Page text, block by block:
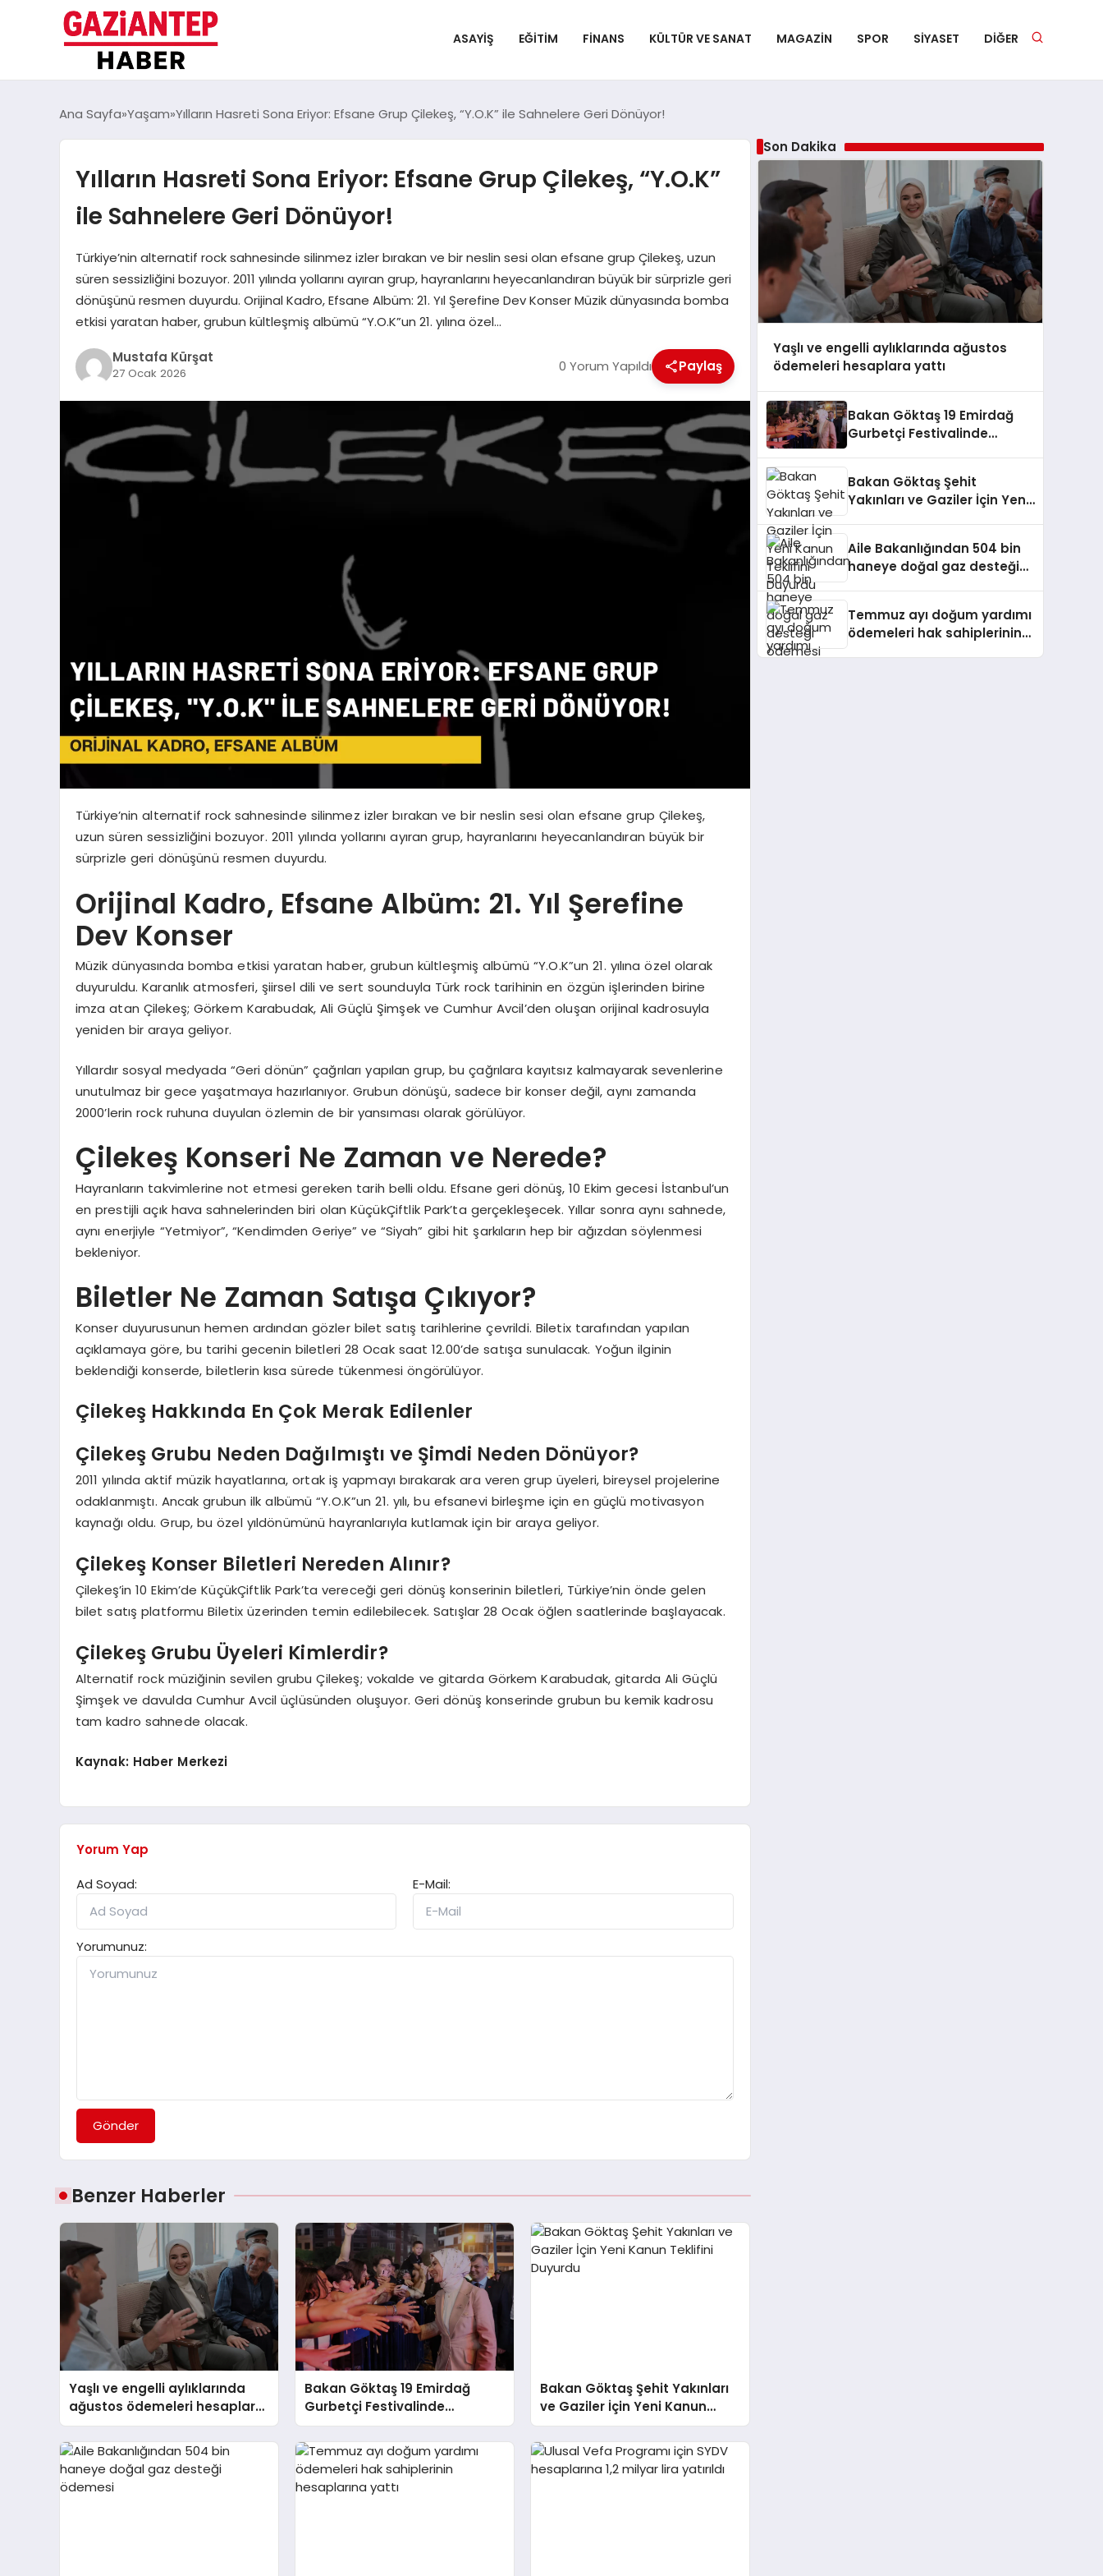
ASAYIŞ EĞITIM FINANS KÜLTÜR VE SANAT MAGAZIN SPOR SIYASET DIĞER
Ana Sayfa Yaşam Yılların Hasreti Sona Eriyor: Efsane Grup Çilekeş, “Y.O.K” ile Sahnelere Geri Dönüyor!
Yılların Hasreti Sona Eriyor: Efsane Grup Çilekeş, “Y.O.K”
ile Sahnelere Geri Dönüyor!
Türkiye’nin alternatif rock sahnesinde silinmez izler bırakan ve bir neslin sesi olan efsane grup Çilekeş, uzun
süren sessizliğini bozuyor. 2011 yılında yollarını ayıran grup, hayranlarını heyecanlandıran büyük bir sürprizle geri
dönüşünü resmen duyurdu. Orijinal Kadro, Efsane Albüm: 21. Yıl Şerefine Dev Konser Müzik dünyasında bomba
etkisi yaratan haber, grubun kültleşmiş albümü “Y.O.K”un 21. yılına özel…
Mustafa Kürşat
27 Ocak 2026 0 Yorum Yapıldı Paylaş
Türkiye’nin alternatif rock sahnesinde silinmez izler bırakan ve bir neslin sesi olan efsane grup Çilekeş,
uzun süren sessizliğini bozuyor. 2011 yılında yollarını ayıran grup, hayranlarını heyecanlandıran büyük bir
sürprizle geri dönüşünü resmen duyurdu.
Orijinal Kadro, Efsane Albüm: 21. Yıl Şerefine
Dev Konser
Müzik dünyasında bomba etkisi yaratan haber, grubun kültleşmiş albümü “Y.O.K”un 21. yılına özel olarak
duyuruldu. Karanlık atmosferi, şiirsel dili ve sert sounduyla Türk rock tarihinin en özgün işlerinden birine
imza atan Çilekeş; Görkem Karabudak, Ali Güçlü Şimşek ve Cumhur Avcil’den oluşan orijinal kadrosuyla
yeniden bir araya geliyor.
Yıllardır sosyal medyada “Geri dönün” çağrıları yapılan grup, bu çağrılara kayıtsız kalmayarak sevenlerine
unutulmaz bir gece yaşatmaya hazırlanıyor. Grubun dönüşü, sadece bir konser değil, aynı zamanda
2000’lerin rock ruhuna duyulan özlemin de bir yansıması olarak görülüyor.
Çilekeş Konseri Ne Zaman ve Nerede?
Hayranların takvimlerine not etmesi gereken tarih belli oldu. Efsane geri dönüş, 10 Ekim gecesi İstanbul’un
en prestijli açık hava sahnelerinden biri olan KüçükÇiftlik Park’ta gerçekleşecek. Yıllar sonra aynı sahnede,
aynı enerjiyle “Yetmiyor”, “Kendimden Geriye” ve “Siyah” gibi hit şarkıların hep bir ağızdan söylenmesi
bekleniyor.
Biletler Ne Zaman Satışa Çıkıyor?
Konser duyurusunun hemen ardından gözler bilet satış tarihlerine çevrildi. Biletix tarafından yapılan
açıklamaya göre, bu tarihi gecenin biletleri 28 Ocak saat 12.00’de satışa sunulacak. Yoğun ilginin
beklendiği konserde, biletlerin kısa sürede tükenmesi öngörülüyor.
Çilekeş Hakkında En Çok Merak Edilenler
Çilekeş Grubu Neden Dağılmıştı ve Şimdi Neden Dönüyor?
2011 yılında aktif müzik hayatlarına, ortak iş yapmayı bırakarak ara veren grup üyeleri, bireysel projelerine
odaklanmıştı. Ancak grubun ilk albümü “Y.O.K”un 21. yılı, bu efsanevi birleşme için en güçlü motivasyon
kaynağı oldu. Grup, bu özel yıldönümünü hayranlarıyla kutlamak için bir araya geliyor.
Çilekeş Konser Biletleri Nereden Alınır?
Çilekeş’in 10 Ekim’de KüçükÇiftlik Park’ta vereceği geri dönüş konserinin biletleri, Türkiye’nin önde gelen
bilet satış platformu Biletix üzerinden temin edilebilecek. Satışlar 28 Ocak öğlen saatlerinde başlayacak.
Çilekeş Grubu Üyeleri Kimlerdir?
Alternatif rock müziğinin sevilen grubu Çilekeş; vokalde ve gitarda Görkem Karabudak, gitarda Ali Güçlü
Şimşek ve davulda Cumhur Avcil üçlüsünden oluşuyor. Geri dönüş konserinde grubun bu kemik kadrosu
tam kadro sahnede olacak.
Kaynak: Haber Merkezi
Yorum Yap
Ad Soyad:
E-Mail:
Yorumunuz:
Gönder
Benzer Haberler
Yaşlı ve engelli aylıklarında
ağustos ödemeleri hesaplara
yattı
Bakan Göktaş 19 Emirdağ
Gurbetçi Festivalinde
Gurbetçilerle Buluştu
Bakan Göktaş Şehit Yakınları
ve Gaziler İçin Yeni Kanun
Teklifini Duyurdu
Son Dakika
Yaşlı ve engelli aylıklarında ağustos
ödemeleri hesaplara yattı
Bakan Göktaş 19 Emirdağ
Gurbetçi Festivalinde
Bakan Göktaş Şehit
Yakınları ve Gaziler İçin Yeni
Aile Bakanlığından 504 bin
haneye doğal gaz desteği
Temmuz ayı doğum yardımı
ödemeleri hak sahiplerinin